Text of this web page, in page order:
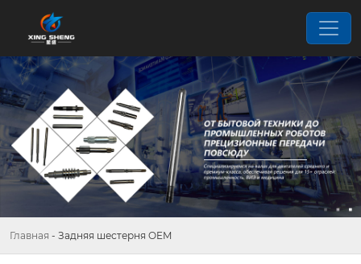
Главная - Задняя шестерня OEM